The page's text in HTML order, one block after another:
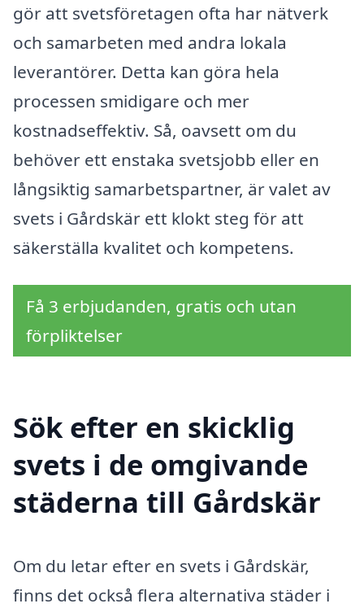
gör att svetsföretagen ofta har nätverk
och samarbeten med andra lokala
leverantörer. Detta kan göra hela
processen smidigare och mer
kostnadseffektiv. Så, oavsett om du
behöver ett enstaka svetsjobb eller en
långsiktig samarbetspartner, är valet av
svets i Gårdskär ett klokt steg för att
säkerställa kvalitet och kompetens.
Få 3 erbjudanden, gratis och utan
förpliktelser
Sök efter en skicklig
svets i de omgivande
städerna till Gårdskär
Om du letar efter en svets i Gårdskär,
finns det också flera alternativa städer i